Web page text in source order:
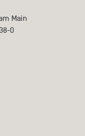
Main
0